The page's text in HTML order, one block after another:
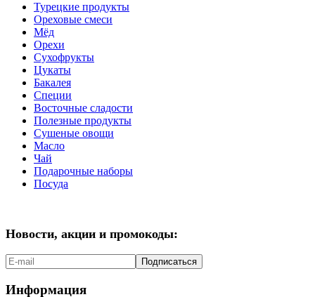
Турецкие продукты
Ореховые смеси
Мёд
Орехи
Сухофрукты
Цукаты
Бакалея
Специи
Восточные сладости
Полезные продукты
Сушеные овощи
Масло
Чай
Подарочные наборы
Посуда
Новости, акции и промокоды:
Подписаться
Информация